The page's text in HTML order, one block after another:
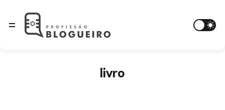
livro